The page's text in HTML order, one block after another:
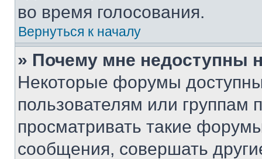
во время голосования.
Вернуться к началу
» Почему мне недоступны
Некоторые форумы
пользователям или группам
просматривать такие
сообщения, совершать